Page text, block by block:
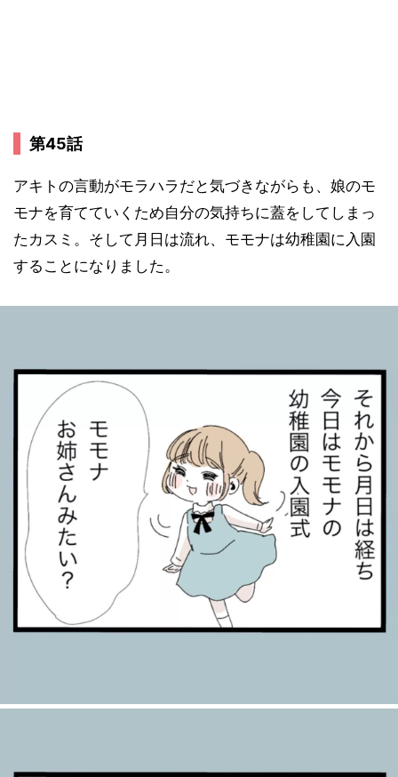
第45話
アキトの言動がモラハラだと気づきながらも、娘のモ
モナを育てていくため自分の気持ちに蓋をしてしまっ
たカスミ。そして月日は流れ、モモナは幼稚園に入園
することになりました。